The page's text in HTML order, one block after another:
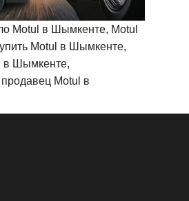
Motul в Шымкенте, Motul
Motul в Шымкенте,
в Шымкенте,
Motul в